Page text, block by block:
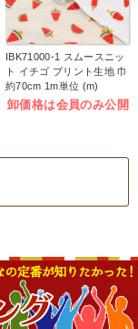
IBK71000-1 スムースニッ
ト イチゴ プリント生地 巾
約70cm 1m単位 (m)
卸価格は会員のみ公開